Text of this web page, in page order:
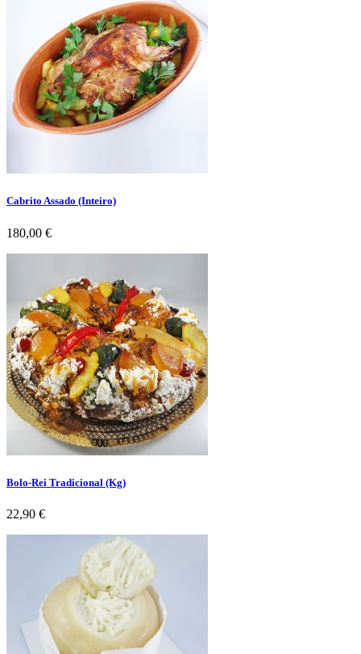
Cabrito Assado (Inteiro)
Preço
180,00 €
Bolo-Rei Tradicional (Kg)
Preço
22,90 €